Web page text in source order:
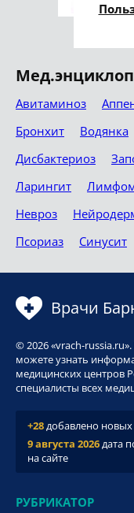
Авитаминоз
Бронхит
Водянка
Дисбактериоз
Ларингит
Невроз
Псориаз
Синусит
Врачи
© 2026 «vrach-
можете узнать
медицинских центров
специалисты всех
+28добавлено новых
9 августа 2026дата
на сайте
РУБРИКАТОР